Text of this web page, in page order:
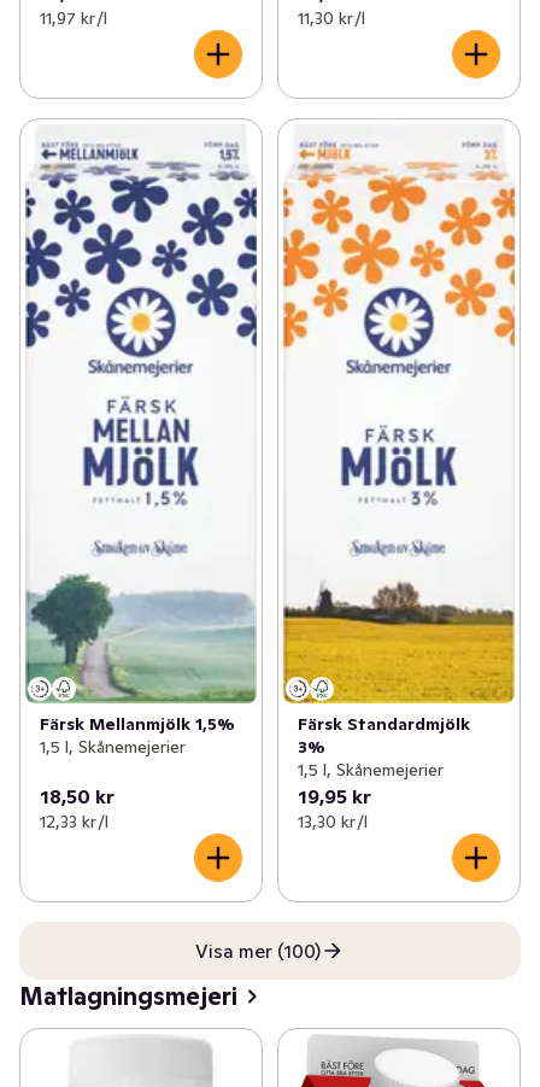
11,97 kr /l 11,30 kr /l
Färsk Mellanmjölk 1,5%
1,5 l, Skånemejerier
18,50 kr
12,33 kr /l
Färsk Standardmjölk
3%
1,5 l, Skånemejerier
19,95 kr
13,30 kr /l
Visa mer (100)
Matlagningsmejeri